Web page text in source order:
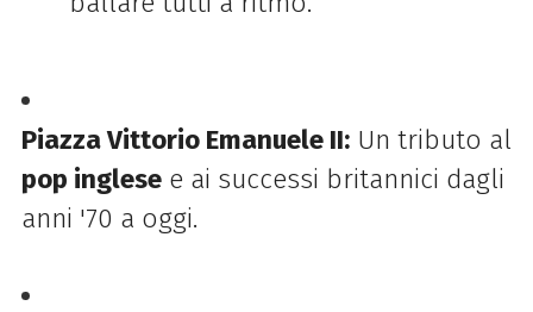
Piazza Vittorio Emanuele II:Un tributo al
pop inglesee ai successi britannici dagli
anni '70 a oggi.